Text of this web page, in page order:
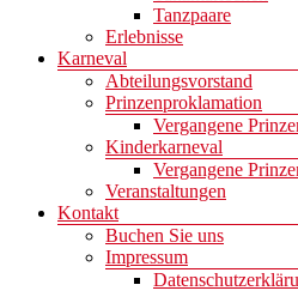
Tanzpaare
Erlebnisse
Karneval
Abteilungsvorstand
Prinzenproklamation
Vergangene
Kinderkarneval
Vergangene
Veranstaltungen
Kontakt
Buchen Sie uns
Impressum